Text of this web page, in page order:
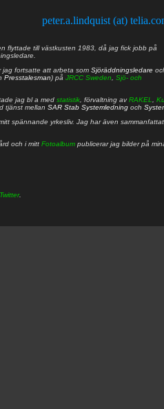
peter.a.lindquist (at)
flyttade till västkusten 1983, då jag fick jobb på
fortsatte att arbeta som Sjöräddningsledare
Presstalesman) på JRCC Sweden
Sjö- och
jag bl a med statistik , förvaltning avRAKEL
tjänst mellan SAR Stab Systemledning och
spännande yrkesliv. Jag har även
och i mitt Fotoalbum publicerar jag bilder på
Twitter.